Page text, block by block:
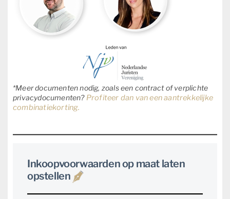
*Meer documenten nodig, zoals een contract of verplichte
privacydocumenten? Profiteer dan van een aantrekkelijke
combinatiekorting.
Inkoopvoorwaarden op maat laten
opstellen